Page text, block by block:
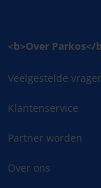
<b>Over Parkos</
Veelgestelde
Klantenservice
Partner worden
Over ons